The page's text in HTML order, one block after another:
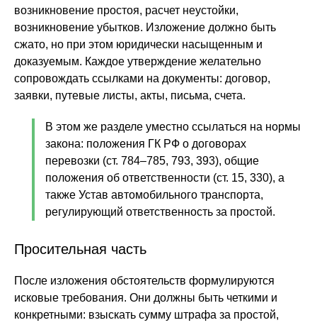
возникновение простоя, расчет неустойки,
возникновение убытков. Изложение должно быть
сжато, но при этом юридически насыщенным и
доказуемым. Каждое утверждение желательно
сопровождать ссылками на документы: договор,
заявки, путевые листы, акты, письма, счета.
В этом же разделе уместно ссылаться на нормы
закона: положения ГК РФ о договорах
перевозки (ст. 784–785, 793, 393), общие
положения об ответственности (ст. 15, 330), а
также Устав автомобильного транспорта,
регулирующий ответственность за простой.
Просительная часть
После изложения обстоятельств формулируются
исковые требования. Они должны быть четкими и
конкретными: взыскать сумму штрафа за простой,